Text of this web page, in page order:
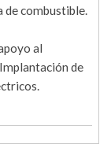
de combustible.
al
de